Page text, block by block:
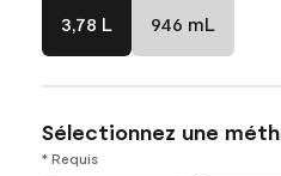
3,78 L 946 mL
Sélectionnez une
* Requis